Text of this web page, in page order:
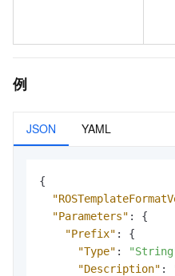
例
JSON YAML
{
"Parameters" :
{
"Prefix" :
{
"Type" :
"Description" :